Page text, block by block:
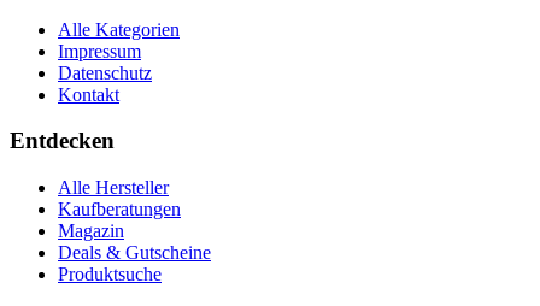
Alle Kategorien
Impressum
Datenschutz
Kontakt
Entdecken
Alle Hersteller
Kaufberatungen
Magazin
Deals & Gutscheine
Produktsuche